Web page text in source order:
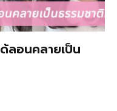
ลอนคลายเป็น